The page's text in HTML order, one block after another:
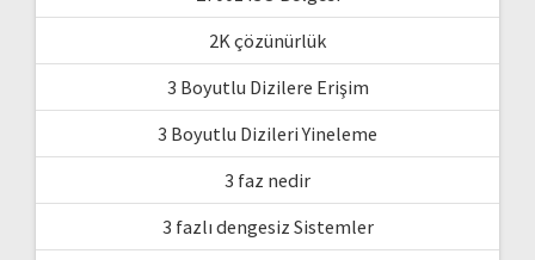
2K çözünürlük
3 Boyutlu Dizilere Erişim
3 Boyutlu Dizileri Yineleme
3 faz nedir
3 fazlı dengesiz Sistemler